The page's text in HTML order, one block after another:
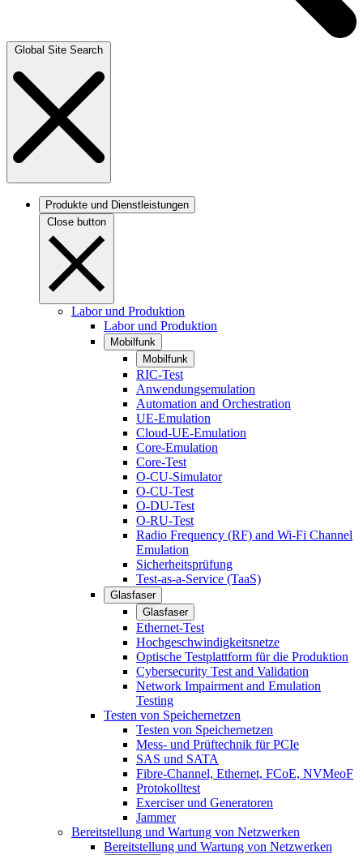
Global Site Search
Produkte und Dienstleistungen
Close button
Labor und Produktion
Labor und Produktion
Mobilfunk
Mobilfunk
RIC-Test
Anwendungsemulation
Automation and Orchestration
UE-Emulation
Cloud-UE-Emulation
Core-Emulation
Core-Test
O-CU-Simulator
O-CU-Test
O-DU-Test
O-RU-Test
Radio Frequency (RF) and Wi-Fi Channel
Emulation
Sicherheitsprüfung
Test-as-a-Service (TaaS)
Glasfaser
Glasfaser
Ethernet-Test
Hochgeschwindigkeitsnetze
Optische Testplattform für die Produktion
Cybersecurity Test and Validation
Network Impairment and Emulation
Testing
Testen von Speichernetzen
Testen von Speichernetzen
Mess- und Prüftechnik für PCIe
SAS und SATA
Fibre-Channel, Ethernet, FCoE, NVMeoF
Protokolltest
Exerciser und Generatoren
Jammer
Bereitstellung und Wartung von Netzwerken
Bereitstellung und Wartung von Netzwerken